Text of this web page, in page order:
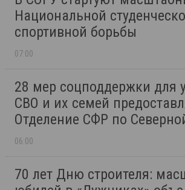
Национальной
спортивной борьбы
07:00
28 мер соцподдержки для
СВО и их семей
Отделение СФР по
06:00
70 лет Дню строителя: